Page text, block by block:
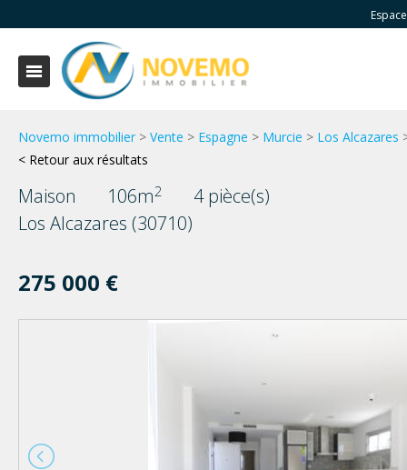
Novemo immobilier > Vente > Espagne > Murcie > Los Alcazares
< Retour aux résultats
Maison 106m2
4 pièce(s)
Los Alcazares (30710)
275 000 €